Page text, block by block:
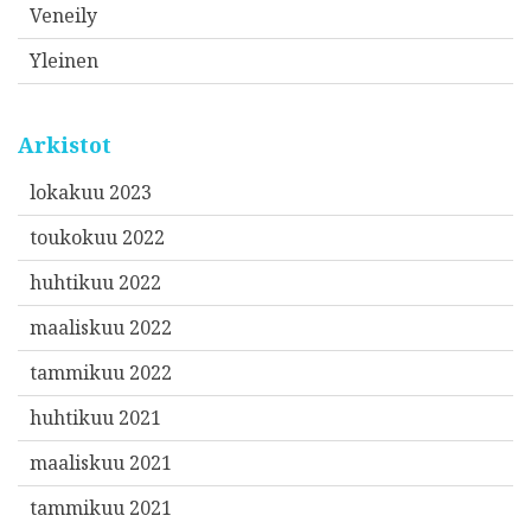
Veneily
Yleinen
Arkistot
lokakuu 2023
toukokuu 2022
huhtikuu 2022
maaliskuu 2022
tammikuu 2022
huhtikuu 2021
maaliskuu 2021
tammikuu 2021